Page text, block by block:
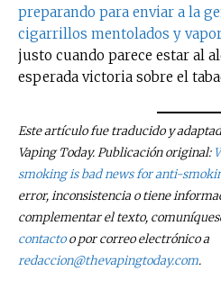
preparando para enviar a la
cigarrillos mentolados y
justo cuando parece estar al
esperada victoria sobre el
Este artículo fue traducido y
Vaping Today. Publicación original:
smoking is bad news for anti-
error, inconsistencia o tiene
complementar el texto,
contactoo por correo electrónico a
redaccion@thevapingtoday.com.